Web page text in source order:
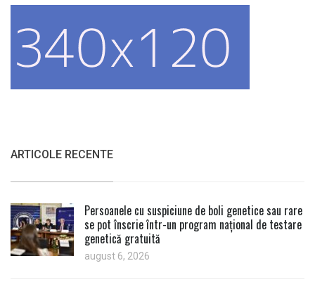
ARTICOLE RECENTE
Persoanele cu suspiciune de boli genetice sau rare
se pot înscrie într-un program național de testare
genetică gratuită
august 6, 2026